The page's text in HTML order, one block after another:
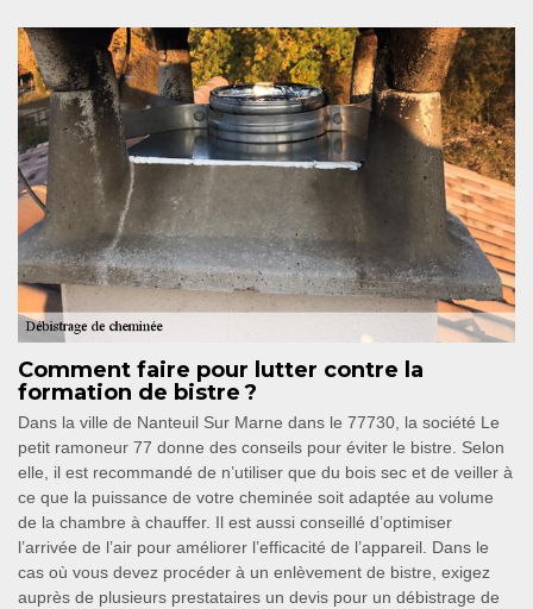
Comment faire pour lutter contre la
formation de bistre ?
Dans la ville de Nanteuil Sur Marne dans le 77730, la société Le
petit ramoneur 77 donne des conseils pour éviter le bistre. Selon
elle, il est recommandé de n’utiliser que du bois sec et de veiller à
ce que la puissance de votre cheminée soit adaptée au volume
de la chambre à chauffer. Il est aussi conseillé d’optimiser
l’arrivée de l’air pour améliorer l’efficacité de l’appareil. Dans le
cas où vous devez procéder à un enlèvement de bistre, exigez
auprès de plusieurs prestataires un devis pour un débistrage de